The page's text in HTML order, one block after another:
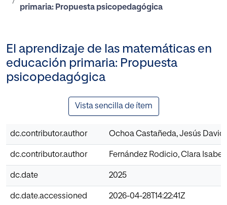
primaria: Propuesta psicopedagógica
El aprendizaje de las matemáticas en
educación primaria: Propuesta
psicopedagógica
Vista sencilla de ítem
dc.contributor.author Ochoa Castañeda, Jesús David
dc.contributor.author Fernández Rodicio, Clara Isabel
dc.date 2025
dc.date.accessioned 2026-04-28T14:22:41Z